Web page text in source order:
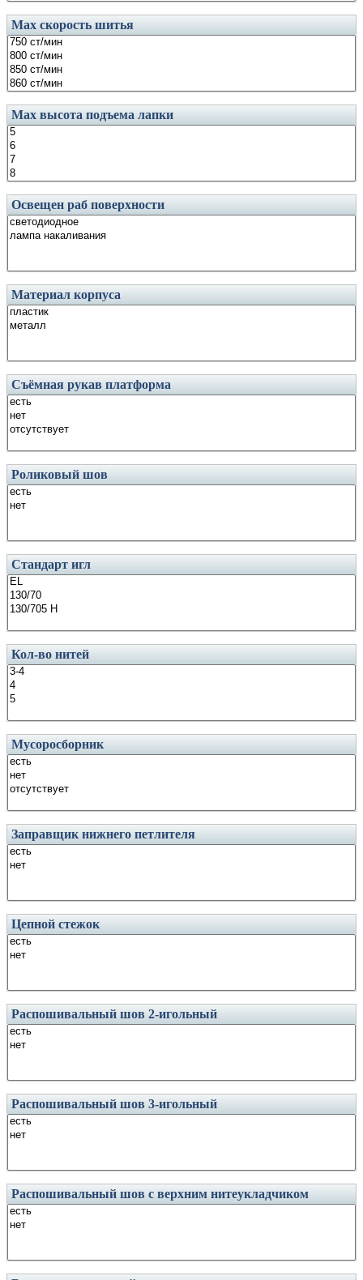
Маx скорость шитья
Мах высота подъема лапки
Освещен раб поверхности
Материал корпуса
Съёмная рукав платформа
Роликовый шов
Стандарт игл
Кол-во нитей
Мусоросборник
Заправщик нижнего петлителя
Цепной стежок
Распошивальный шов 2-игольный
Распошивальный шов 3-игольный
Распошивальный шов с верхним нитеукладчиком